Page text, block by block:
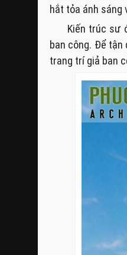
hắt tỏa ánh sáng
Kiến trúc sư
ban công. Để tận
trang trí giả ban